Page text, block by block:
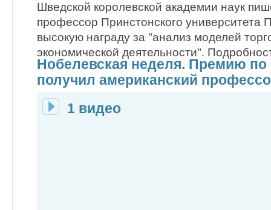
Шведской королевской академии наук
профессор Принстонского университета
высокую награду за "анализ моделей
экономической деятельности".
Нобелевская неделя. Премию по
получил американский
1 видео